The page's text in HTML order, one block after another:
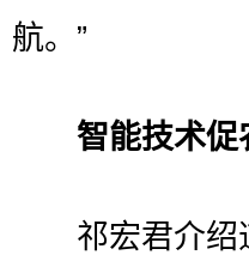
航。”
智能技术促
祁宏君介绍